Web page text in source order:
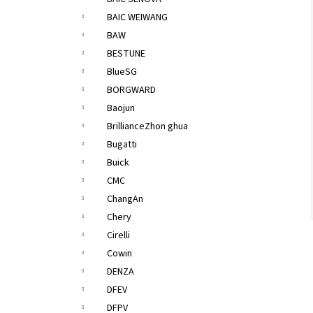
BAIC WEIWANG
BAW
BESTUNE
BlueSG
BORGWARD
Baojun
BrillianceZhon ghua
Bugatti
Buick
CMC
ChangAn
Chery
Cirelli
Cowin
DENZA
DFEV
DFPV